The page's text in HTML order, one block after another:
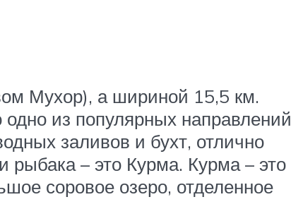
Мухор), а шириной 15,5 км.
из популярных направлений
заливов и бухт, отлично
рыбака – это Курма. Курма – это
соровое озеро, отделенное